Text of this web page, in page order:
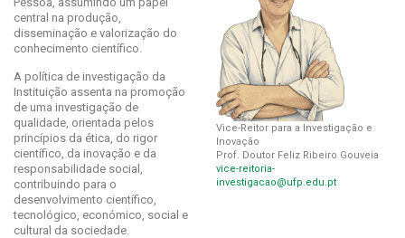
central na produção,
disseminação e valorização do
conhecimento científico.
A política de investigação da
Instituição assenta na promoção
de uma investigação de
qualidade, orientada pelos
princípios da ética, do rigor
científico, da inovação e da
responsabilidade social,
contribuindo para o
desenvolvimento científico,
tecnológico, económico, social e
cultural da sociedade.
Vice-Reitor para a Investigação e
Inovação
Prof. Doutor Feliz Ribeiro Gouveia
vice-reitoria-
investigacao@ufp.edu.pt